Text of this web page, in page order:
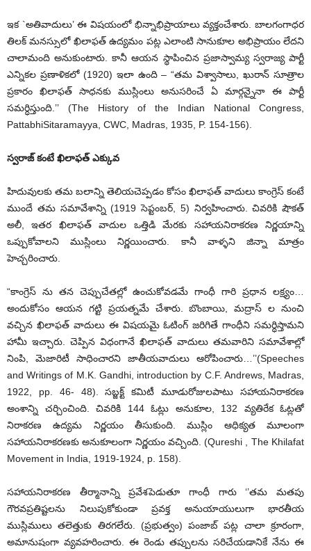
ఇక `అతివాదులు’ ఈ విషయంలో భిన్నాభిప్రాయాలు వ్యక్తంచేశారు. బాలగంగాధర
తిలక్ మనస్సులో ఖిలాఫత్ ఉద్యమం పట్ల ఎలాంటి సానుకూల అభిప్రాయం లేదని
చాలామంది అనుకుంటారు. కానీ ఆయన స్థాపించిన ప్రజాస్వామ్య స్వరాజ్య పార్టీ
ఎన్నికల ప్రణాళికలో (1920) ఇలా ఉంది – “తమ విశ్వాసాలు, ఖురాన్ సూత్రాల
ప్రకారం ఖిలాఫత్ సాధనకు ముస్లింలు అనుసరించే ఏ మార్గన్నైనా ఈ పార్టీ
సమర్ధిస్తుంది.’’ (The History of the Indian National Congress,
PattabhiSitaramayya, CWC, Madras, 1935, P. 154-156).
స్వరాజ్ కంటే ఖిలాఫత్ ఎక్కువ
హిదువులకు తమ బలాన్ని తెలియచెప్పడం కోసం ఖిలాఫత్ వాదులు కాంగ్రెస్ కంటే
ముందే తమ సమావేశాన్ని (1919 సెప్టంబర్, 5) నిర్వహించారు. చివరికి షౌకత్
అలీ, ఇతర ఖిలాఫత్ వాదుల ఒత్తిడి మేరకు సహాయనిరాకరణ నిర్ణయాన్ని
ఒప్పుకోవాలని ముస్లింలు నిర్ణయించారు. కానీ వాళ్ళని జిన్నా మాత్రం
హెచ్చరించారు.
“కాంగ్రెస్ ను తన చెప్పుచేతల్లో ఉంచుకోవడమే గాంధీ గారి ప్రధాన లక్ష్యం…
అందుకోసం ఆయన గట్టి ప్రయత్నమే చేశారు. బొంబాయి, మద్రాస్ ల నుంచి
వచ్చిన ఖిలాఫత్ వాదులు ఈ విషయమై ఓటింగ్ జరిగితే గాంధీని సమర్ధిస్తామని
హామీ ఇచ్చారు. చెప్పిన విధంగానే ఖిలాఫత్ వాదులు తమవారిని సమావేశాల్లో
నింపి, మెజారిటీ సాధించారని జాతీయవాదులు ఆరోపించారు…’’(Speeches
and Writings of M.K. Gandhi, introduction by C.F. Andrews, Madras,
1922, pp. 46- 48). సబ్జక్ట్ కమిటీ మూడురోజులపాటు సహాయనిరాకరణ
అంశాన్ని చర్చించింది. చివరికి 144 ఓట్లు అనుకూల, 132 వ్యతిరేక ఓట్లతో
నిరాకరణ ఉద్యమ నిర్ణయం తీసుకుంది. ముస్లిం ఆధిక్యత మూలంగా
సహాయనిరాకరణకు అనుకూలంగా నిర్ణయం వచ్చింది. (Qureshi , The Khilafat
Movement in India, 1919-1924, p. 158).
సహాయనిరాకరణ తీర్మానాన్ని ప్రవేశపెడుతూ గాంధీ గారు ‘’తమ మతపు
గౌరవప్రతిష్టలను నిలుపుకోకుండా ప్రవక్త అనుయాయులుగా భారతీయ
ముస్లిములు తలెత్తుకు తిరగలేరు. (ప్రభుత్వం) పంజాబ్ పట్ల చాలా క్రూరంగా,
అమానుషంగా వ్యవహరించారు. ఈ రెండు తప్పులను సరిచేయడానికే నేను ఈ